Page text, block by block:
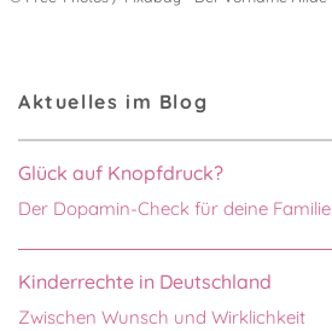
Aktuelles im Blog
Glück auf Knopfdruck?
Der Dopamin-Check für deine Familie
Kinderrechte in Deutschland
Zwischen Wunsch und Wirklichkeit